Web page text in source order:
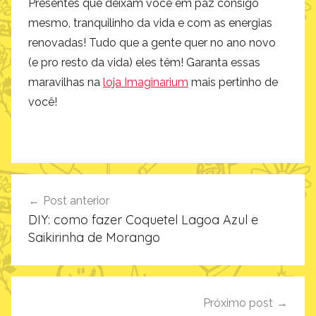
Navegação
de
Post
Post anterior
DIY: como fazer Coquetel Lagoa Azul e
Saikirinha de Morango
Esqueceu de algum presente? Aproveita
que tem descontos!